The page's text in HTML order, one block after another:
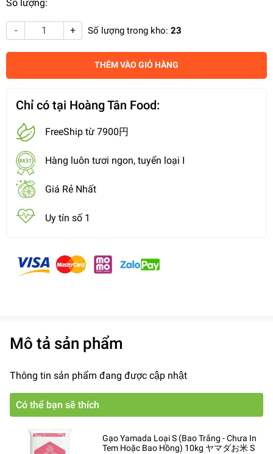
Số lượng:
- + Số lượng trong kho: 23
THÊM VÀO GIỎ HÀNG
Chỉ có tại Hoàng Tân Food:
FreeShip từ 7900円
Hàng luôn tươi ngon, tuyển loại I
Giá Rẻ Nhất
Uy tín số 1
Mô tả sản phẩm
Thông tin sản phẩm đang được cập nhật
Có thể bạn sẽ thích
Gạo Yamada Loại S (Bao Trắng - Chưa In
Tem Hoặc Bao Hồng) 10kg ヤマダお米 S